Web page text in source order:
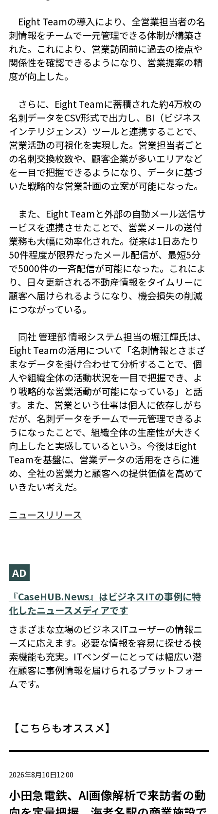
Eight Teamの導入により、全営業担当者の名
刺情報をチームで一元管理できる体制が構築さ
れた。これにより、営業訪問前に過去の接点や
関係性を確認できるようになり、営業提案の精
度が向上した。
さらに、Eight Teamに蓄積された約4万枚の
名刺データをCSV形式で出力し、BI（ビジネス
インテリジェンス）ツールと連携することで、
営業活動の可視化を実現した。営業担当者ごと
の名刺交換枚数や、顧客企業が多いエリアなど
を一目で把握できるようになり、データに基づ
いた戦略的な営業計画の立案が可能になった。
また、Eight Teamと外部の自動メール送信サ
ービスを連携させたことで、営業メールの送付
業務も大幅に効率化された。従来は1日あたり
50件程度が限界だったメール配信が、最短5分
で5000件の一斉配信が可能になった。これによ
り、日々更新される不動産情報をタイムリーに
顧客へ届けられるようになり、機会損失の削減
につながっている。
同社 管理部 情報システム担当の堀江輝氏は、
Eight Teamの活用について「名刺情報とさまざ
まなデータを掛け合わせて分析することで、個
人や組織全体の活動状況を一目で把握でき、よ
り戦略的な営業活動が可能になっている」と話
す。また、営業という仕事は個人に依存しがち
だが、名刺データをチームで一元管理できるよ
うになったことで、組織全体の生産性が大きく
向上したと実感しているという。今後はEight
Teamを基盤に、営業データの活用をさらに進
め、全社の営業力と顧客への提供価値を高めて
いきたい考えだ。
ニュースリリース
AD
『CaseHUB.News』はビジネスITの事例に特
化したニュースメディアです
さまざまな立場のビジネスITユーザーの情報ニ
ーズに応えます。必要な情報を容易に探せる検
索機能も充実。ITベンダーにとっては幅広い潜
在顧客に事例情報を届けられるプラットフォー
ムです。
【こちらもオススメ】
2026年8月10日12:00
小田急電鉄、AI画像解析で来訪者の動